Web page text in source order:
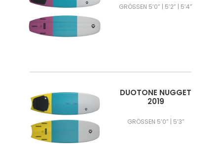
GRÖSSEN 5’0” | 5’2” | 5’4”
DUOTONE NUGGET
2019
GRÖSSEN 5’0” | 5’3”